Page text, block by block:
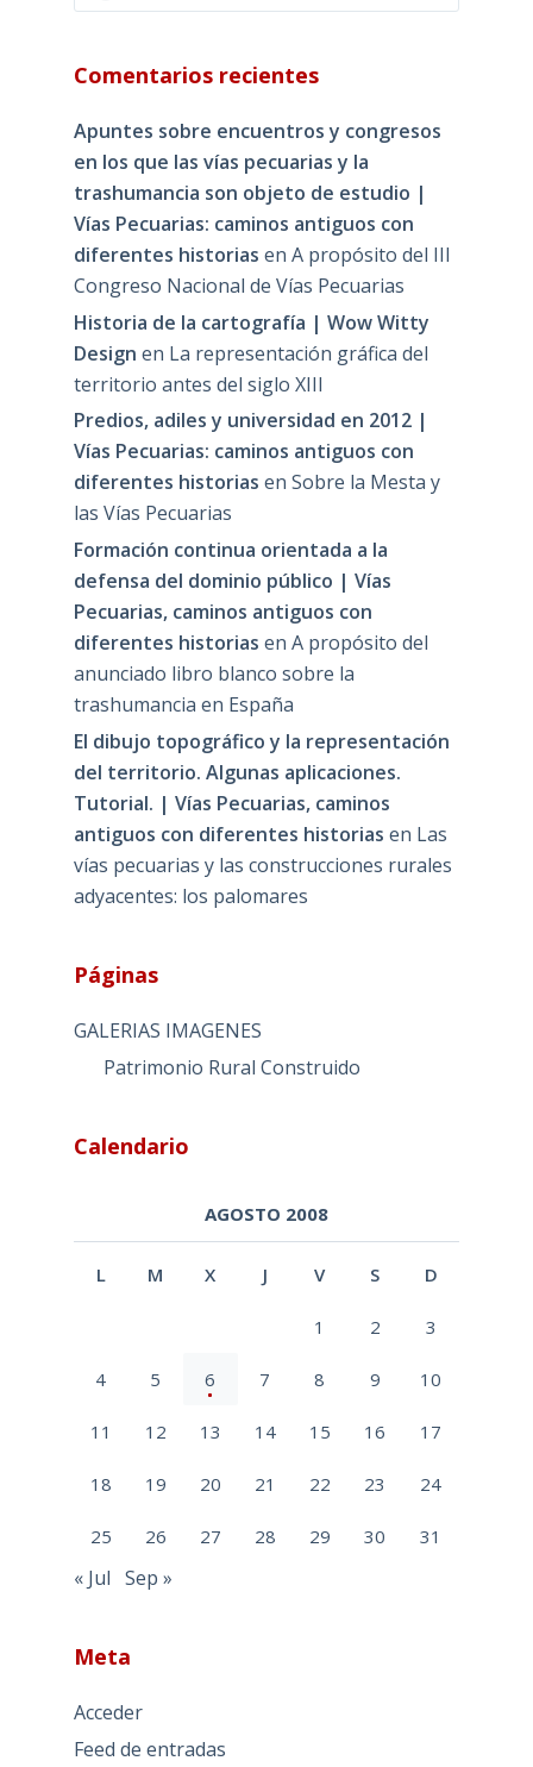
Comentarios recientes
Apuntes sobre encuentros y congresos
en los que las vías pecuarias y la
trashumancia son objeto de estudio |
Vías Pecuarias: caminos antiguos con
diferentes historias en A propósito del III
Congreso Nacional de Vías Pecuarias
Historia de la cartografía | Wow Witty
Design en La representación gráfica del
territorio antes del siglo XIII
Predios, adiles y universidad en 2012 |
Vías Pecuarias: caminos antiguos con
diferentes historias en Sobre la Mesta y
las Vías Pecuarias
Formación continua orientada a la
defensa del dominio público | Vías
Pecuarias, caminos antiguos con
diferentes historias en A propósito del
anunciado libro blanco sobre la
trashumancia en España
El dibujo topográfico y la representación
del territorio. Algunas aplicaciones.
Tutorial. | Vías Pecuarias, caminos
antiguos con diferentes historias en Las
vías pecuarias y las construcciones rurales
adyacentes: los palomares
Páginas
GALERIAS IMAGENES
Patrimonio Rural Construido
Calendario
AGOSTO 2008
L M X J V S D
1 2 3
4 5 6 7 8 9 10
11 12 13 14 15 16 17
18 19 20 21 22 23 24
25 26 27 28 29 30 31
« Jul Sep »
Meta
Acceder
Feed de entradas